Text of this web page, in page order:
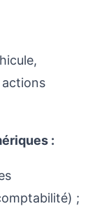
actions
:
;